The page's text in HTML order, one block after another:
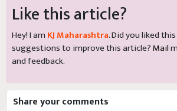
Like this article?
Hey! I am KJ Maharashtra. Did you liked
suggestions to improve this article?Mail
and feedback.
Share your comments